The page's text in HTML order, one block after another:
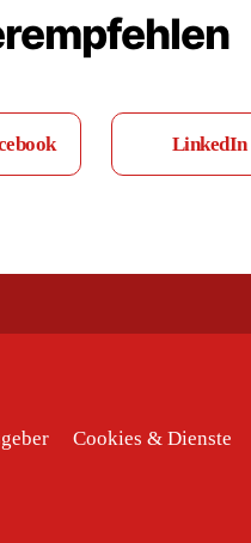
LinkedIn
Cookies & Dienste